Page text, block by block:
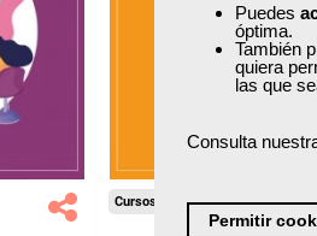
Puedes
óptima.
También
quiera
las que
Consulta
Permitir
Sin requisitos de acceso
Compra
Cursos Femxa